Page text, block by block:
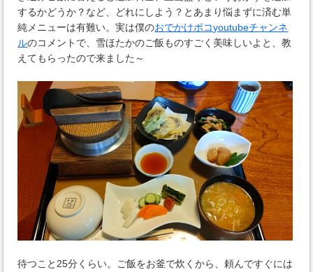
するかどうか？など、どれにしよう？とあまり悩まずに済む単
純メニューは有難い。実は僕のおでかけポコyoutubeチャンネ
ルのコメントで、雪ほたかのご飯ものすごく美味しいよと、教
えてもらったので来ました～
待つこと25分くらい。ご飯をお釜で炊くから、頼んですぐには